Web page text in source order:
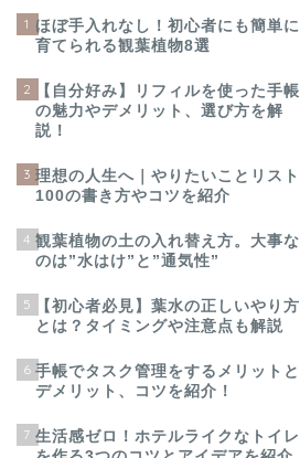
2【自分好み】リフィルを使った手帳
の魅力やデメリット、選び方を解
説！
理想の人生へ｜やりたいことリスト
100の書き方やコツを紹介
4 観葉植物の土の入れ替え方。大事な
のは”水はけ”と”通気性”
5【初心者必見】葉水の正しいやり方
とは？タイミングや注意点も解説
6手帳でタスク管理をするメリットと
デメリット、コツを紹介！
7 生活感ゼロ！ホテルライクなトイレ
を作る3つのコツとアイデアを紹介
8手帳が続かないのはなぜ？長続きさ